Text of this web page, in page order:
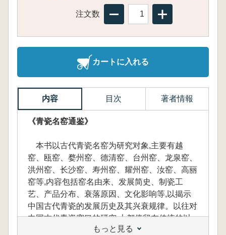
注文数
カートに入れる
内容 目次 著者情報
《青瓷名窑通鉴》
本书以古代青瓷名窑为研究对象,主要有越
窑、瓯窑、婺州窑、德清窑、台州窑、龙泉窑、
洪州窑、长沙窑、寿州窑、耀州窑、汝窑、高丽
窑等,内容包括窑名由来、发展简史、制瓷工
艺、产品分布、衰落原因、文化影响等,以揭示
中国古代青瓷的发展历史及其兴衰规律。以往对
中国古代青瓷窑口的研究,大都停留在传统的以
单个窑口为主、就事论事的模式上,尚未有过全
もっと見る